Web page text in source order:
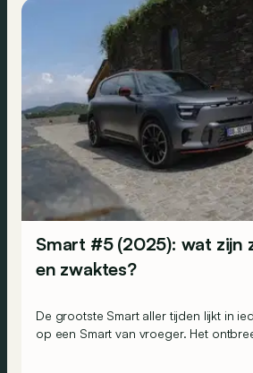
Smart #5 (2025): wat zijn
en zwaktes?
De grootste Smart aller tijden lijkt in
op een Smart van vroeger. Het